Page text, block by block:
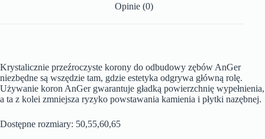
Opinie (0)
Krystalicznie przeźroczyste korony do odbudowy zębów AnGer
niezbędne są wszędzie tam, gdzie estetyka odgrywa główną rolę.
Używanie koron AnGer gwarantuje gładką powierzchnię wypełnienia,
a ta z kolei zmniejsza ryzyko powstawania kamienia i płytki nazębnej.
Dostępne rozmiary: 50,55,60,65